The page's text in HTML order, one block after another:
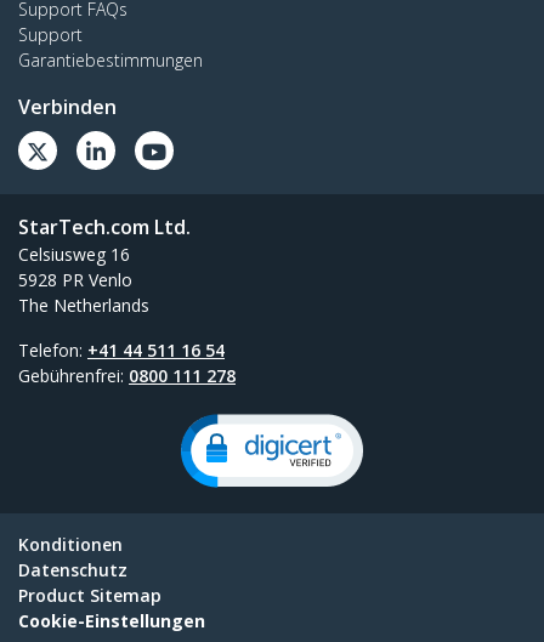
Support FAQs
Support
Garantiebestimmungen
Verbinden
StarTech.com Ltd.
Celsiusweg 16
5928 PR Venlo
The Netherlands
Telefon: +41 44 511 16 54
Gebührenfrei: 0800 111 278
Konditionen
Datenschutz
Product Sitemap
Cookie-Einstellungen